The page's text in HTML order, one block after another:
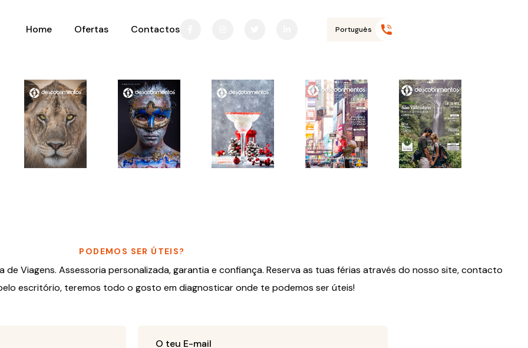
Home Ofertas Contactos
PODEMOS SER ÚTEIS?
Viagens. Assessoria personalizada, garantia e confiança. Reserva as tuas férias através do nosso site, contacto
escritório, teremos todo o gosto em diagnosticar onde te podemos ser úteis!